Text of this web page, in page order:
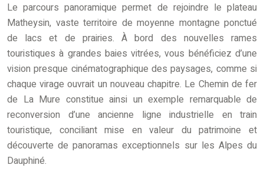
Le parcours panoramique permet de rejoindre le plateau
Matheysin, vaste territoire de moyenne montagne ponctué
de lacs et de prairies. À bord des nouvelles rames
touristiques à grandes baies vitrées, vous bénéficiez d’une
vision presque cinématographique des paysages, comme si
chaque virage ouvrait un nouveau chapitre. Le Chemin de fer
de La Mure constitue ainsi un exemple remarquable de
reconversion d’une ancienne ligne industrielle en train
touristique, conciliant mise en valeur du patrimoine et
découverte de panoramas exceptionnels sur les Alpes du
Dauphiné.